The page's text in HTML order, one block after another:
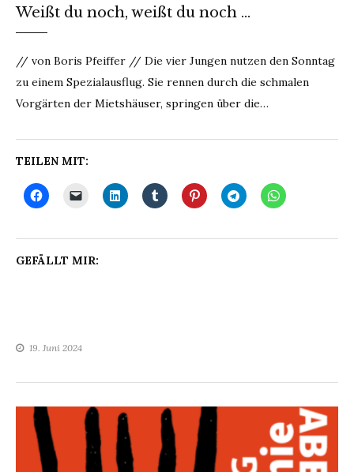
Weißt du noch, weißt du noch …
// von Boris Pfeiffer // Die vier Jungen nutzen den Sonntag
zu einem Spezialausflug. Sie rennen durch die schmalen
Vorgärten der Mietshäuser, springen über die…
TEILEN MIT:
GEFÄLLT MIR:
19. Juni 2024